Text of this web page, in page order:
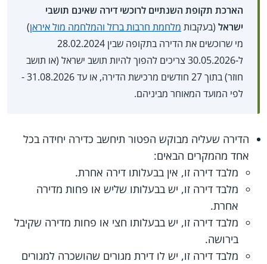
הארכת תקופת השנתיים לרוכשי דירה שאינם תושבי
ישראל (בעקבות מלחמת חרבות ברזל והמלחמה מול איראן)
מי שרוכשים את הדירה בתקופה שבין 28.02.2024
ל-30.05.2026 צריכים להפוך להיות תושב ישראל (או תושב
חוזר) בתוך 27 חודשים מרכישת הדירה, או עד 31.08.2026 -
לפי המועד המאוחר מביניהם.
הדירה שעליה מבוקש הפטור תיחשב כדירה יחידה בכל
אחד מהמקרים הבאים:
מלבד דירה זו, אין בבעלותו דירה אחרת.
מלבד דירה זו, יש בבעלותו שליש או פחות מדירה
אחרת.
מלבד דירה זו, יש בבעלותו חצי או פחות מדירה שקיבל
בירושה.
מלבד דירה זו, יש לו דירת מגורים שהושכרה למגורים